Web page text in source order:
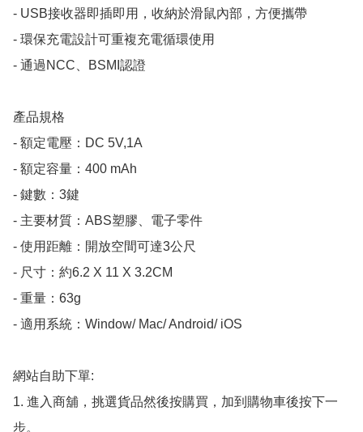
- USB接收器即插即用，收納於滑鼠內部，方便攜帶
- 環保充電設計可重複充電循環使用
- 通過NCC、BSMI認證
產品規格
- 額定電壓：DC 5V,1A
- 額定容量：400 mAh
- 鍵數：3鍵
- 主要材質：ABS塑膠、電子零件
- 使用距離：開放空間可達3公尺
- 尺寸：約6.2 X 11 X 3.2CM
- 重量：63g
- 適用系統：Window/ Mac/ Android/ iOS
網站自助下單:
1. 進入商舖，挑選貨品然後按購買，加到購物車後按下一
步。